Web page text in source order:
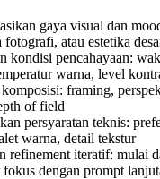
gaya visual dan
fotografi, atau estetika
kondisi pencahayaan:
warna, level
framing,
of field
persyaratan teknis:
warna, detail tekstur
refinement iteratif: mulai
fokus dengan prompt